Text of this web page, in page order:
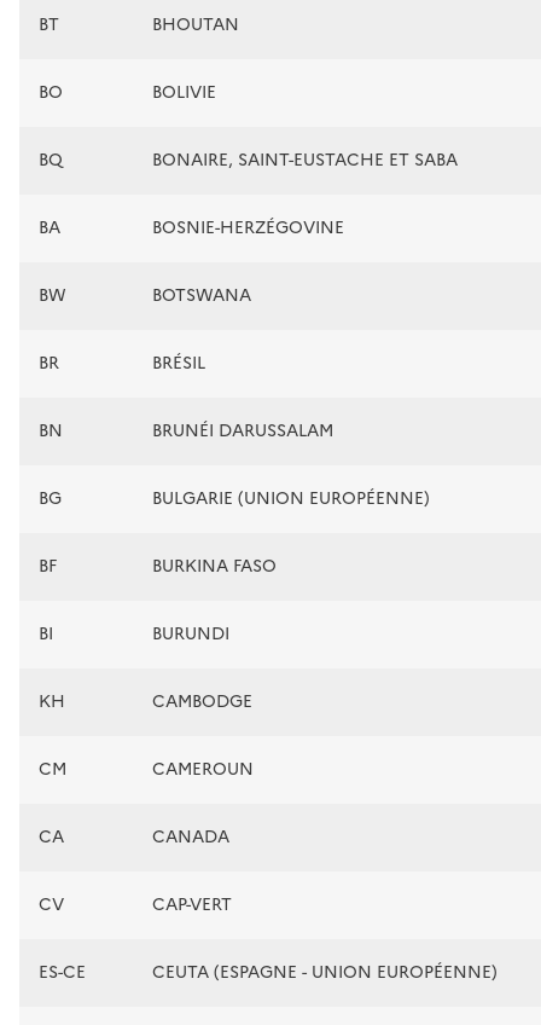
BT BHOUTAN
BO BOLIVIE
BQ BONAIRE, SAINT-EUSTACHE ET SABA
BA BOSNIE-HERZÉGOVINE
BW BOTSWANA
BR BRÉSIL
BN BRUNÉI DARUSSALAM
BG BULGARIE (UNION EUROPÉENNE)
BF BURKINA FASO
BI BURUNDI
KH CAMBODGE
CM CAMEROUN
CA CANADA
CV CAP-VERT
ES-CE CEUTA (ESPAGNE - UNION EUROPÉENNE)